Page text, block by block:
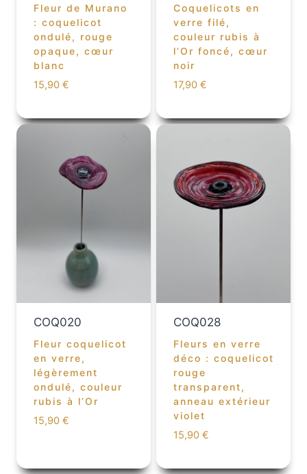
Fleur de Murano
: coquelicot
ondulé, rouge
opaque, cœur
blanc
15,90 €
Coquelicots en
verre filé,
couleur rubis à
l’Or foncé, cœur
noir
17,90 €
COQ020
Fleur coquelicot
en verre,
légèrement
ondulé, couleur
rubis à l’Or
15,90 €
COQ028
Fleurs en verre
déco : coquelicot
rouge
transparent,
anneau extérieur
violet
15,90 €